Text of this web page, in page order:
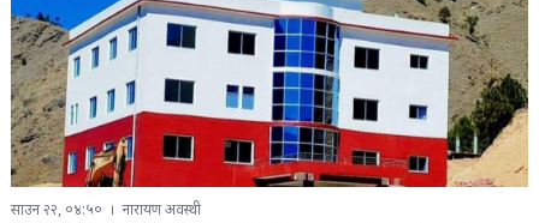
साउन २२, ०४:५० नारायण अवस्थी